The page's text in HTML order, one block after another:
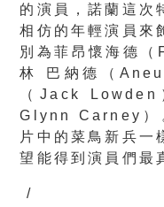
的演員，諾蘭這次
相仿的年輕演員來
別為菲昂懷海德
林 巴納德（
（Jack
Glynn Carney）
片中的菜鳥新兵一
望能得到演員們最
/